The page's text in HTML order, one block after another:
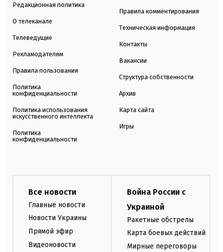
Редакционная политика
О телеканале
Телеведущие
Рекламодателям
Правила пользования
Политика
конфиденциальности
Политика использования
искусственного интеллекта
Политика
конфиденциальности
Правила комментирования
Техническая информация
Контакты
Вакансии
Структура собственности
Архив
Карта сайта
Игры
Все новости
Главные новости
Новости Украины
Прямой эфир
Видеоновости
Война России с
Украиной
Ракетные обстрелы
Карта боевых действий
Мирные переговоры